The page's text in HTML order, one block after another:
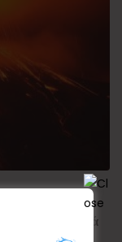
ηφαιστείου
προληπτικά